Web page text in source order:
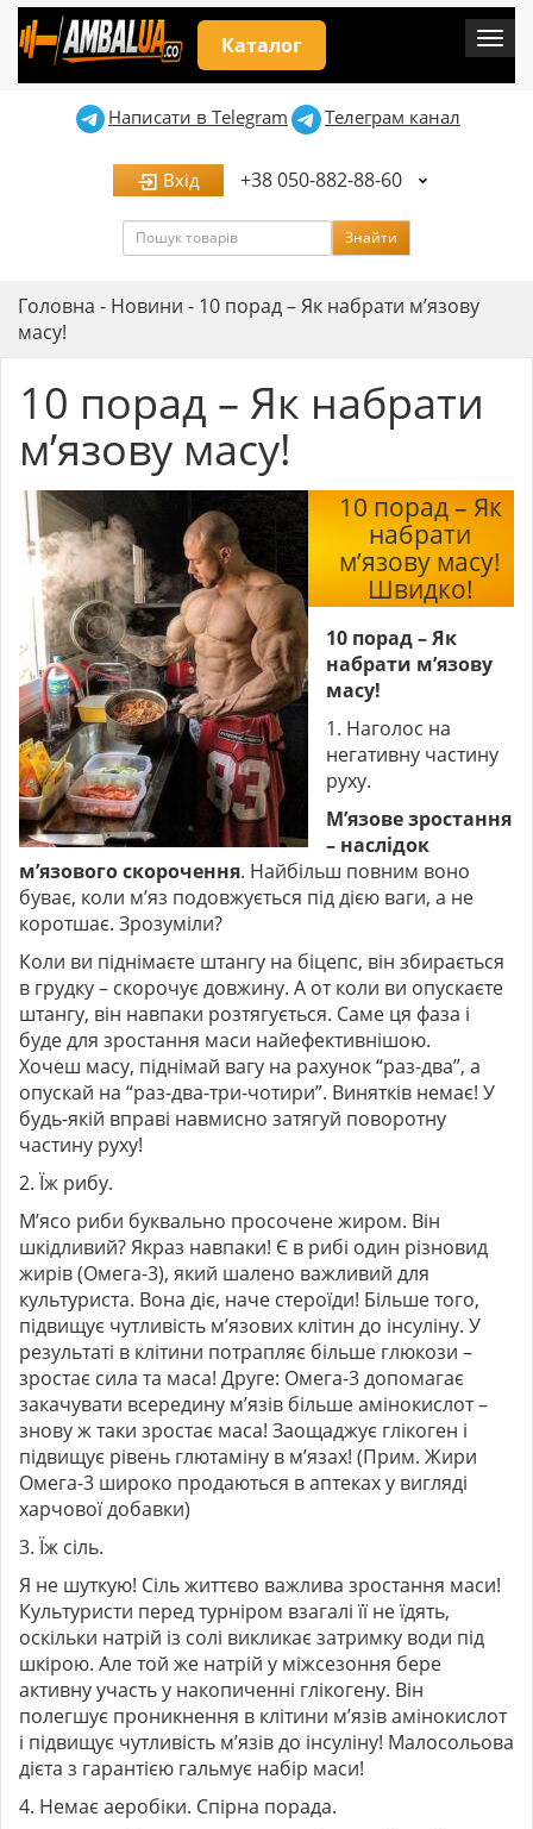
Каталог
Написати в Telegram Телеграм канал
Вхід +38 050-882-88-60
Пошук Знайти
Головна - Новини - 10 порад – Як набрати м’язову
масу!
10 порад – Як набрати
м’язову масу!
10 порад – Як
набрати
м’язову масу!
Швидко!
10 порад – Як
набрати м’язову
масу!
1. Наголос на
негативну частину
руху.
М’язове зростання
– наслідок
м’язового скорочення. Найбільш повним воно
буває, коли м’яз подовжується під дією ваги, а не
коротшає. Зрозуміли?
Коли ви піднімаєте штангу на біцепс, він збирається
в грудку – скорочує довжину. А от коли ви опускаєте
штангу, він навпаки розтягується. Саме ця фаза і
буде для зростання маси найефективнішою.
Хочеш масу, піднімай вагу на рахунок “раз-два”, а
опускай на “раз-два-три-чотири”. Винятків немає! У
будь-якій вправі навмисно затягуй поворотну
частину руху!
2. Їж рибу.
М’ясо риби буквально просочене жиром. Він
шкідливий? Якраз навпаки! Є в рибі один різновид
жирів (Омега-3), який шалено важливий для
культуриста. Вона діє, наче стероїди! Більше того,
підвищує чутливість м’язових клітин до інсуліну. У
результаті в клітини потрапляє більше глюкози –
зростає сила та маса! Друге: Омега-3 допомагає
закачувати всередину м’язів більше амінокислот –
знову ж таки зростає маса! Заощаджує глікоген і
підвищує рівень глютаміну в м’язах! (Прим. Жири
Омега-3 широко продаються в аптеках у вигляді
харчової добавки)
3. Їж сіль.
Я не шуткую! Сіль життєво важлива зростання маси!
Культуристи перед турніром взагалі її не їдять,
оскільки натрій із солі викликає затримку води під
шкірою. Але той же натрій у міжсезоння бере
активну участь у накопиченні глікогену. Він
полегшує проникнення в клітини м’язів амінокислот
і підвищує чутливість м’язів до інсуліну! Малосольова
дієта з гарантією гальмує набір маси!
4. Немає аеробіки. Спірна порада.